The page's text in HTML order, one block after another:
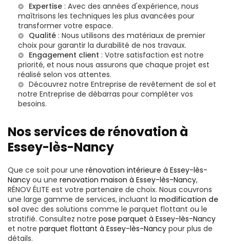
Expertise : Avec des années d'expérience, nous
maîtrisons les techniques les plus avancées pour
transformer votre espace.
Qualité : Nous utilisons des matériaux de premier
choix pour garantir la durabilité de nos travaux.
Engagement client : Votre satisfaction est notre
priorité, et nous nous assurons que chaque projet est
réalisé selon vos attentes.
Découvrez notre Entreprise de revêtement de sol et
notre Entreprise de débarras pour compléter vos
besoins.
Nos services de rénovation à
Essey-lès-Nancy
Que ce soit pour une rénovation intérieure à Essey-lès-
Nancy ou une renovation maison à Essey-lès-Nancy,
RÉNOV ÉLITE est votre partenaire de choix. Nous couvrons
une large gamme de services, incluant la modification de
sol avec des solutions comme le parquet flottant ou le
stratifié. Consultez notre pose parquet à Essey-lès-Nancy
et notre parquet flottant à Essey-lès-Nancy pour plus de
détails.